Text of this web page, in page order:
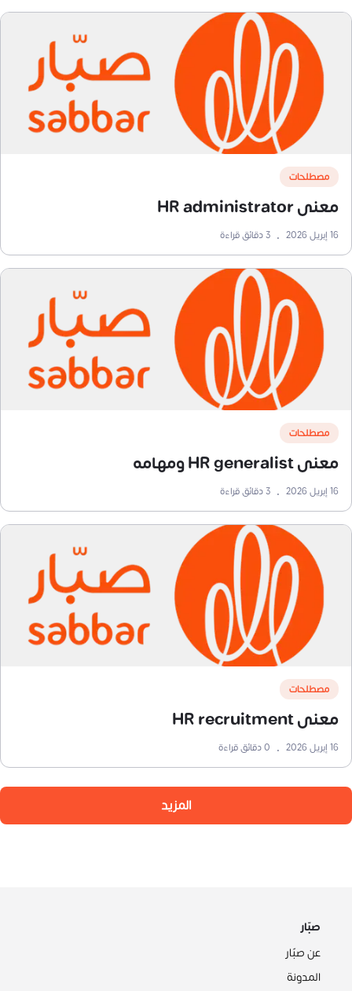
مصطلحات
معنى HR administrator
16 إبريل 2026 •
3دقائق قراءة
مصطلحات
معنى HR generalist ومهامه
16 إبريل 2026 •
3دقائق قراءة
مصطلحات
معنى HR recruitment
16 إبريل 2026 •
0دقائق قراءة
المزيد
صبّار
عن صبّار
المدونة